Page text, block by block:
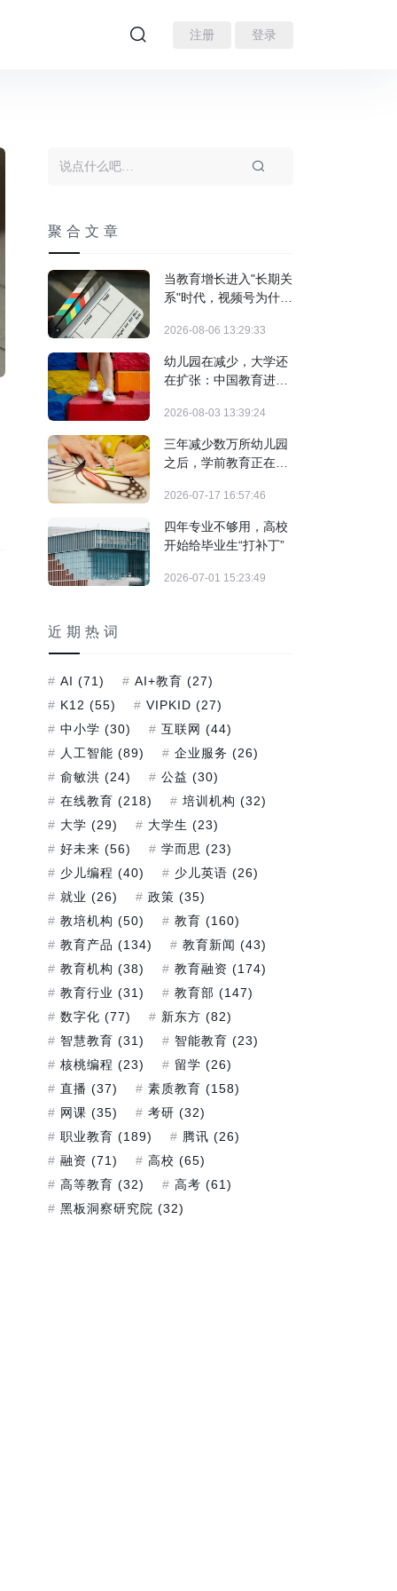
注册 登录
聚合文章
当教育增长进入"长期关
系"时代，视频号为什么
2026-08-06 13:29:33
幼儿园在减少，大学还
在扩张：中国教育进入
2026-08-03 13:39:24
三年减少数万所幼儿园
之后，学前教育正在发
2026-07-17 16:57:46
四年专业不够用，高校
开始给毕业生“打补丁”
2026-07-01 15:23:49
近期热词
AI (71) AI+教育 (27)
K12 (55) VIPKID (27)
中小学 (30) 互联网 (44)
人工智能 (89) 企业服务 (26)
俞敏洪 (24) 公益 (30)
在线教育 (218) 培训机构 (32)
大学 (29) 大学生 (23)
好未来 (56) 学而思 (23)
少儿编程 (40) 少儿英语 (26)
就业 (26) 政策 (35)
教培机构 (50) 教育 (160)
教育产品 (134) 教育新闻 (43)
教育机构 (38) 教育融资 (174)
教育行业 (31) 教育部 (147)
数字化 (77) 新东方 (82)
智慧教育 (31) 智能教育 (23)
核桃编程 (23) 留学 (26)
直播 (37) 素质教育 (158)
网课 (35) 考研 (32)
职业教育 (189) 腾讯 (26)
融资 (71) 高校 (65)
高等教育 (32) 高考 (61)
黑板洞察研究院 (32)